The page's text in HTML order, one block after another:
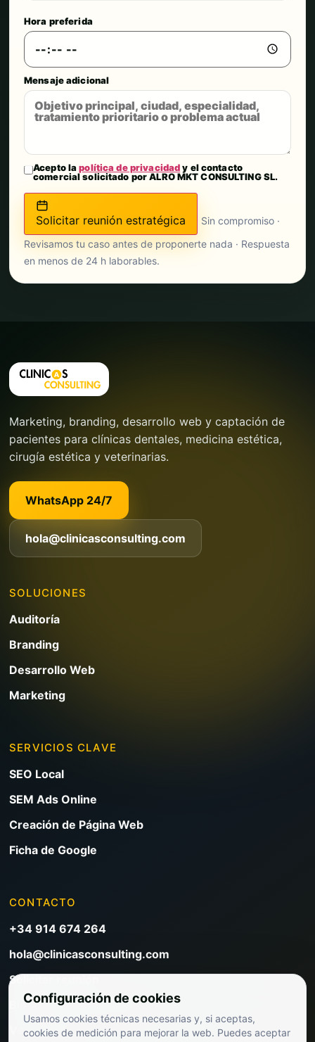
Hora preferida
Mensaje adicional
Acepto lapolítica de privacidady el contacto
comercial solicitado por ALRO MKT CONSULTING SL.
Solicitar reunión estratégica
Sin compromiso ·
Revisamos tu caso antes de proponerte nada · Respuesta
en menos de 24 h laborables.
Marketing, branding, desarrollo web y captación de
pacientes para clínicas dentales, medicina estética,
cirugía estética y veterinarias.
WhatsApp 24/7
hola@clinicasconsulting.com
SOLUCIONES
Auditoría
Branding
Desarrollo Web
Marketing
SERVICIOS CLAVE
SEO Local
SEM Ads Online
Creación de Página Web
Ficha de Google
CONTACTO
+34 914 674 264
hola@clinicasconsulting.com
Solicitar reunión
Blog de marketing clínico
Ver precios
Configuración de cookies
Usamos cookies técnicas necesarias y, si aceptas,
cookies de medición para mejorar la web. Puedes aceptar